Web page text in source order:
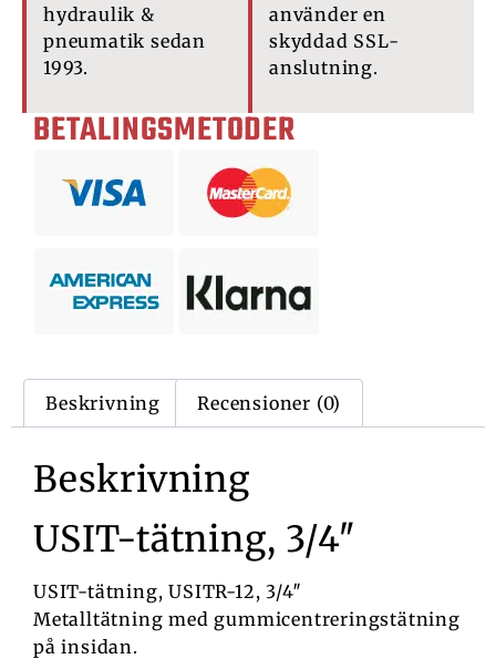
hydraulik &
pneumatik sedan
1993.
använder en
skyddad SSL-
anslutning.
BETALINGSMETODER
Beskrivning Recensioner (0)
Beskrivning
USIT-tätning, 3/4″
USIT-tätning, USITR-12, 3/4″
Metalltätning med gummicentreringstätning
på insidan.